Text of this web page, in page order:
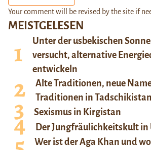
MEISTGELESEN
Unter der usbekischen
versucht, alternative
entwickeln
Alte Traditionen, neue
Traditionen in Tadschikistan
Sexismus in Kirgistan
Der Jungfräulichkeitskult in
Wer ist der Aga Khan und
Your comment will be revised by the site if